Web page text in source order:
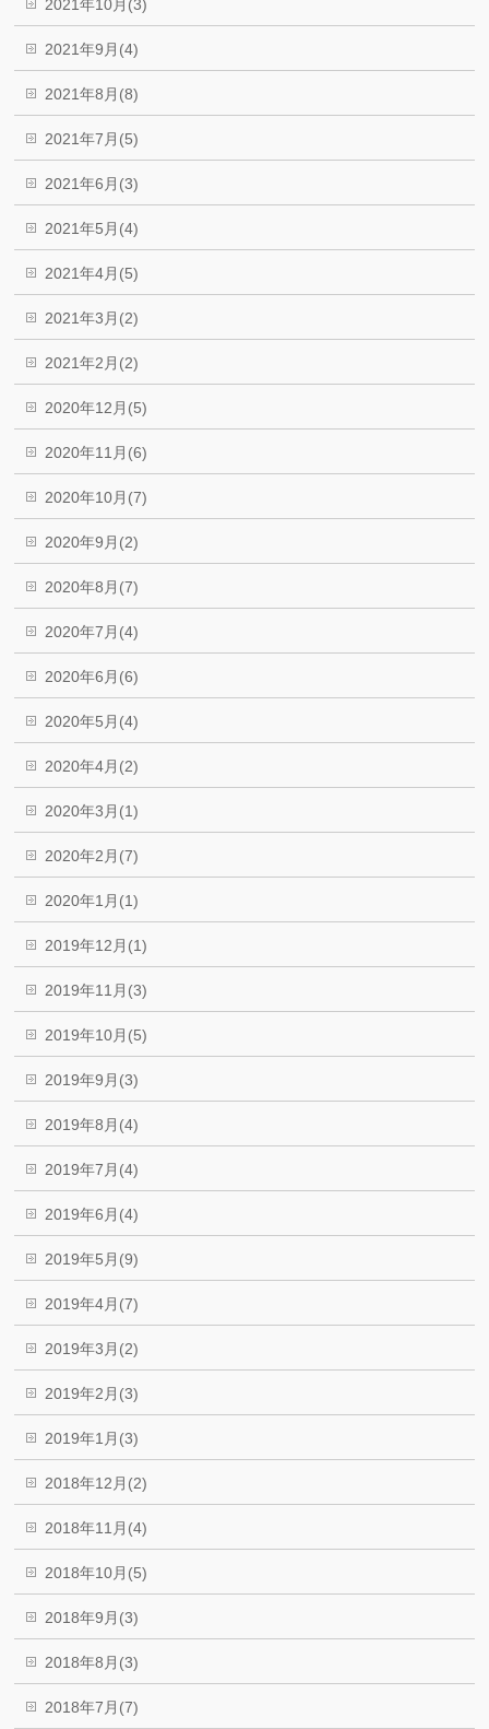
2021年10月(3)
2021年9月(4)
2021年8月(8)
2021年7月(5)
2021年6月(3)
2021年5月(4)
2021年4月(5)
2021年3月(2)
2021年2月(2)
2020年12月(5)
2020年11月(6)
2020年10月(7)
2020年9月(2)
2020年8月(7)
2020年7月(4)
2020年6月(6)
2020年5月(4)
2020年4月(2)
2020年3月(1)
2020年2月(7)
2020年1月(1)
2019年12月(1)
2019年11月(3)
2019年10月(5)
2019年9月(3)
2019年8月(4)
2019年7月(4)
2019年6月(4)
2019年5月(9)
2019年4月(7)
2019年3月(2)
2019年2月(3)
2019年1月(3)
2018年12月(2)
2018年11月(4)
2018年10月(5)
2018年9月(3)
2018年8月(3)
2018年7月(7)